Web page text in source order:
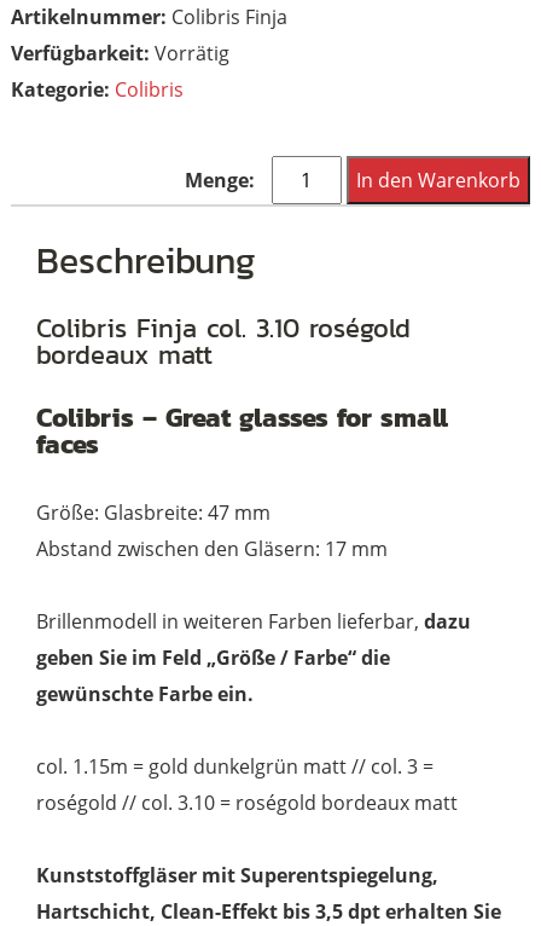
Artikelnummer: Colibris Finja
Vorrätig
Kategorie: Colibris
Colibris
Finja
Menge
In den Warenkorb
Beschreibung
Colibris Finja col. 3.10 roségold
bordeaux matt
Colibris – Great glasses for small
faces
Größe: Glasbreite: 47 mm
Abstand zwischen den Gläsern: 17 mm
Brillenmodell in weiteren Farben lieferbar,dazu
geben Sie im Feld „Größe / Farbe“ die
gewünschte Farbe ein.
col. 1.15m = gold dunkelgrün matt // col. 3 =
roségold // col. 3.10 = roségold bordeaux matt
Kunststoffgläser mit Superentspiegelung,
Hartschicht, Clean-Effekt bis 3,5 dpt erhalten Sie